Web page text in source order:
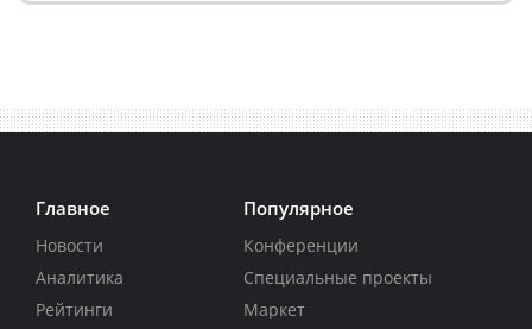
Главное
Новости
Аналитика
Рейтинги
Популярное
Конференции
Специальные проекты
Маркет